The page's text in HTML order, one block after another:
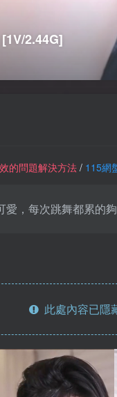
2.44G]
的問題解決方法 / 115網
，每次跳舞都累的
此處內容已隱